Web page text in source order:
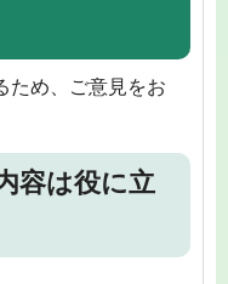
ため、ご意見をお
容は役に立